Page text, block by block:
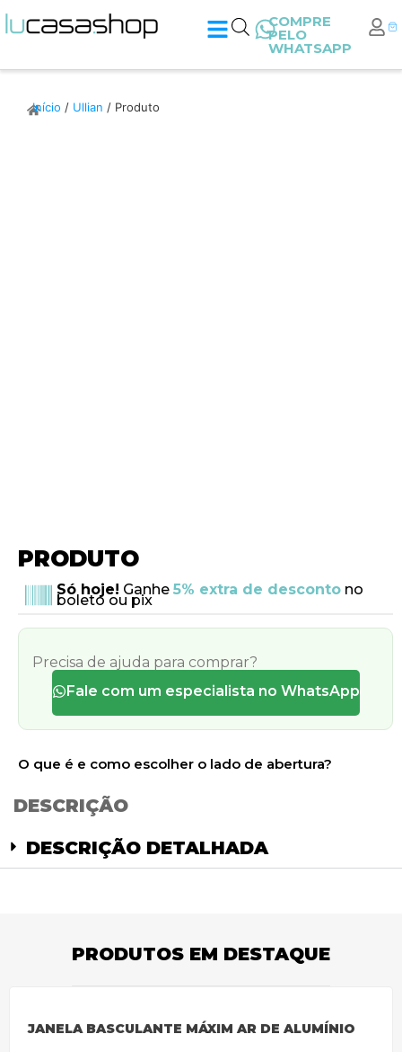
COMPRE
PELO
WHATSAPP
Início / Ullian / Produto
PRODUTO
Só hoje! Ganhe 5% extra de descontono
boleto ou pix
Precisa de ajuda para comprar?
Fale com um especialista no WhatsApp
O que é e como escolher o lado de abertura?
DESCRIÇÃO
DESCRIÇÃO DETALHADA
PRODUTOS EM DESTAQUE
JANELA BASCULANTE MÁXIM AR DE ALUMÍNIO